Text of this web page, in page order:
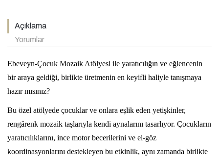
Açıklama
Yorumlar
Ebeveyn-Çocuk Mozaik Atölyesi ile yaratıcılığın ve eğlencenin
bir araya geldiği, birlikte üretmenin en keyifli haliyle tanışmaya
hazır mısınız?
Bu özel atölyede çocuklar ve onlara eşlik eden yetişkinler,
rengârenk mozaik taşlarıyla kendi aynalarını tasarlıyor. Çocukların
yaratıcılıklarını, ince motor becerilerini ve el-göz
koordinasyonlarını destekleyen bu etkinlik, aynı zamanda birlikte